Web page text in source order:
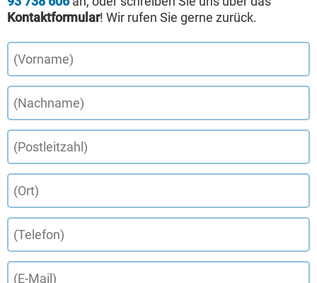
Kontaktformular! Wir rufen Sie gerne zurück.